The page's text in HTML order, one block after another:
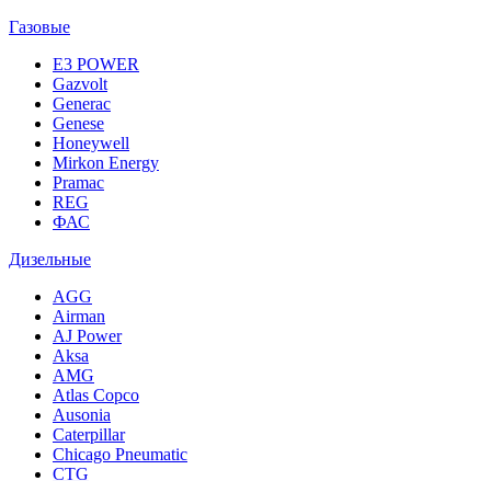
Газовые
E3 POWER
Gazvolt
Generac
Genese
Honeywell
Mirkon Energy
Pramac
REG
ФАС
Дизельные
AGG
Airman
AJ Power
Aksa
AMG
Atlas Copco
Ausonia
Caterpillar
Chicago Pneumatic
CTG